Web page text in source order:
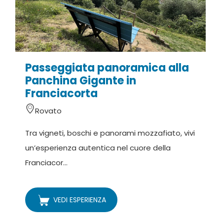
Passeggiata panoramica alla
Panchina Gigante in
Franciacorta
Rovato
Tra vigneti, boschi e panorami mozzafiato, vivi
un’esperienza autentica nel cuore della
Franciacor...
VEDI ESPERIENZA